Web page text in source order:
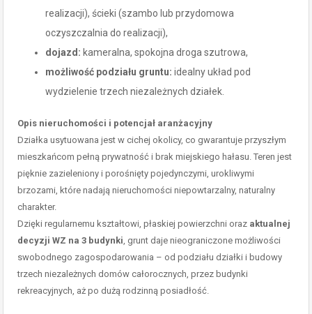
realizacji), ścieki (szambo lub przydomowa
oczyszczalnia do realizacji),
dojazd: kameralna, spokojna droga szutrowa,
możliwość podziału gruntu: idealny układ pod
wydzielenie trzech niezależnych działek.
Opis nieruchomości i potencjał aranżacyjny
Działka usytuowana jest w cichej okolicy, co gwarantuje przyszłym
mieszkańcom pełną prywatność i brak miejskiego hałasu. Teren jest
pięknie zazieleniony i porośnięty pojedynczymi, urokliwymi
brzozami, które nadają nieruchomości niepowtarzalny, naturalny
charakter.
Dzięki regularnemu kształtowi, płaskiej powierzchni oraz aktualnej
decyzji WZ na 3 budynki, grunt daje nieograniczone możliwości
swobodnego zagospodarowania – od podziału działki i budowy
trzech niezależnych domów całorocznych, przez budynki
rekreacyjnych, aż po dużą rodzinną posiadłość.